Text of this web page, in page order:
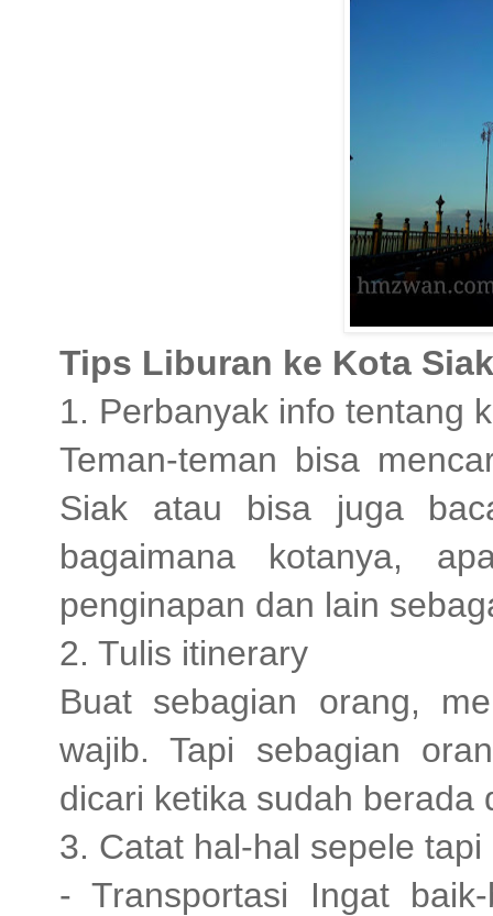
Tips Liburan ke Kota
1. Perbanyak info tentang
Teman-teman bisa
Siak atau bisa juga
bagaimana kotanya,
penginapan dan lain
2. Tulis itinerary
Buat sebagian orang,
wajib. Tapi sebagian
dicari ketika sudah berada
3. Catat hal-hal sepele
- Transportasi Ingat